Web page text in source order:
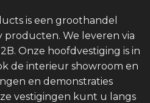
is een groothandel
producten. We leveren via
Onze hoofdvestiging is in
de interieur showroom en
en demonstraties
vestigingen kunt u langs